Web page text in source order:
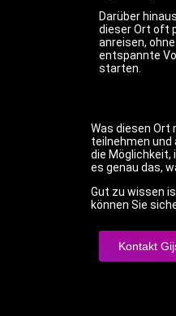
Darüber
dieser Ort oft
anreisen,
entspannte
starten.
Was diesen Ort
teilnehmen und
die Möglichkeit,
es genau das,
Gut zu wissen
können Sie
Kontakt